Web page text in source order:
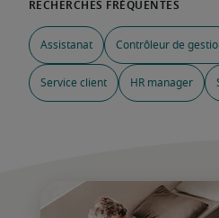
Assistanat Contrôleur de
Service client HR manager